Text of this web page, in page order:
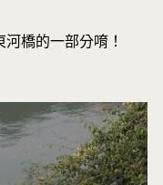
橋的一部分唷！